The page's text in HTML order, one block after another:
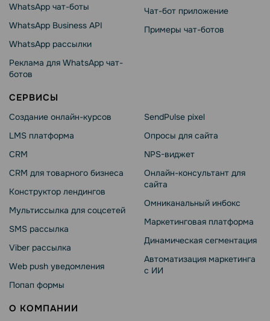
WhatsApp чат-боты
WhatsApp Business API
WhatsApp рассылки
Реклама для WhatsApp чат-
ботов
Чат-бот приложение
Примеры чат-ботов
СЕРВИСЫ
Создание онлайн-курсов
LMS платформа
CRM
CRM для товарного бизнеса
Конструктор лендингов
Мультиссылка для соцсетей
SMS рассылка
Viber рассылка
Web push уведомления
Попап формы
SendPulse pixel
Опросы для сайта
NPS-виджет
Онлайн-консультант для
сайта
Омниканальный инбокс
Маркетинговая платформа
Динамическая сегментация
Автоматизация маркетинга
с ИИ
О КОМПАНИИ